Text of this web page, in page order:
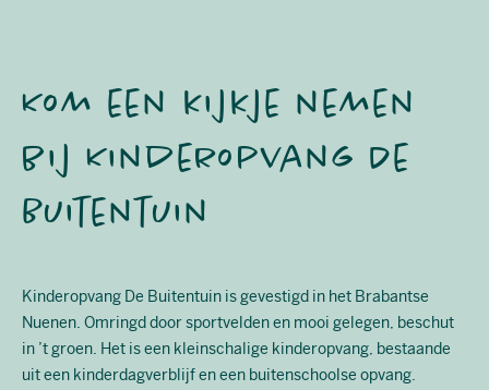
Kom een kijkje nemen
bij Kinderopvang De
Buitentuin
Kinderopvang De Buitentuin is gevestigd in het Brabantse
Nuenen. Omringd door sportvelden en mooi gelegen, beschut
in ’t groen. Het is een kleinschalige kinderopvang, bestaande
uit een kinderdagverblijf en een buitenschoolse opvang.